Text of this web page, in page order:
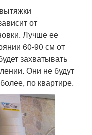
от
Лучше ее
60-90 см от
захватывать
Они не будут
по квартире.